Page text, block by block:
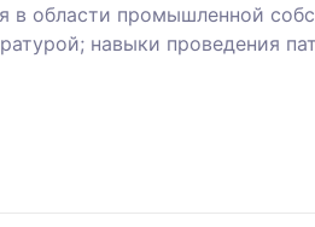
в области промышленной
навыки проведения